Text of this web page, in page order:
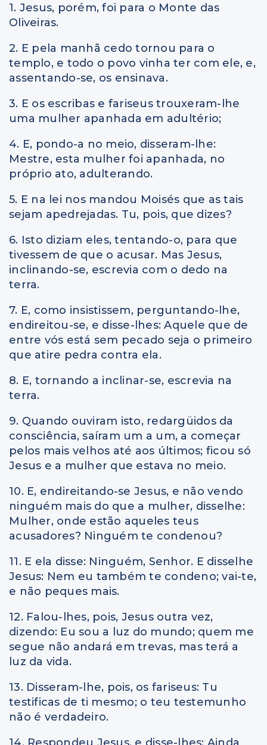
1. Jesus, porém, foi para o Monte das
Oliveiras.
2. E pela manhã cedo tornou para o
templo, e todo o povo vinha ter com ele, e,
assentando-se, os ensinava.
3. E os escribas e fariseus trouxeram-lhe
uma mulher apanhada em adultério;
4. E, pondo-a no meio, disseram-lhe:
Mestre, esta mulher foi apanhada, no
próprio ato, adulterando.
5. E na lei nos mandou Moisés que as tais
sejam apedrejadas. Tu, pois, que dizes?
6. Isto diziam eles, tentando-o, para que
tivessem de que o acusar. Mas Jesus,
inclinando-se, escrevia com o dedo na
terra.
7. E, como insistissem, perguntando-lhe,
endireitou-se, e disse-lhes: Aquele que de
entre vós está sem pecado seja o primeiro
que atire pedra contra ela.
8. E, tornando a inclinar-se, escrevia na
terra.
9. Quando ouviram isto, redargüidos da
consciência, saíram um a um, a começar
pelos mais velhos até aos últimos; ficou só
Jesus e a mulher que estava no meio.
10. E, endireitando-se Jesus, e não vendo
ninguém mais do que a mulher, disselhe:
Mulher, onde estão aqueles teus
acusadores? Ninguém te condenou?
11. E ela disse: Ninguém, Senhor. E disselhe
Jesus: Nem eu também te condeno; vai-te,
e não peques mais.
12. Falou-lhes, pois, Jesus outra vez,
dizendo: Eu sou a luz do mundo; quem me
segue não andará em trevas, mas terá a
luz da vida.
13. Disseram-lhe, pois, os fariseus: Tu
testificas de ti mesmo; o teu testemunho
não é verdadeiro.
14. Respondeu Jesus, e disse-lhes: Ainda